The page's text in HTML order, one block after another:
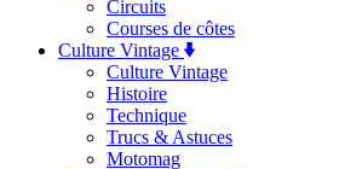
Circuits
Courses de côtes
Culture Vintage
Culture Vintage
Histoire
Technique
Trucs & Astuces
Motomag